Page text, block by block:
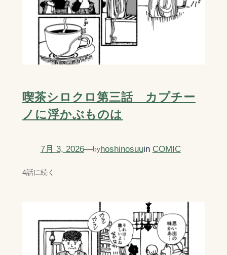
喫茶シロクロ第三話 カプチー
ノに浮かぶものは
7月 3, 2026—byhoshinosuuin COMIC
4話に続く